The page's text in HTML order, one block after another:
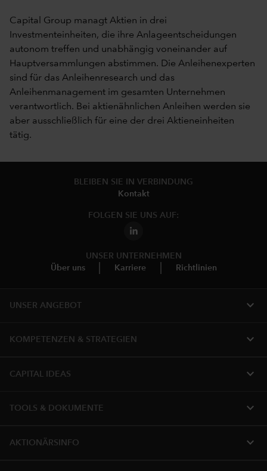
Capital Group managt Aktien in drei
Investmenteinheiten, die ihre Anlageentscheidungen
autonom treffen und unabhängig voneinander auf
Hauptversammlungen abstimmen. Die Anleihenexperten
sind für das Anleihenresearch und das
Anleihenmanagement im gesamten Unternehmen
verantwortlich. Bei aktienähnlichen Anleihen werden sie
aber ausschließlich für eine der drei Aktieneinheiten
tätig.
BLEIBEN SIE IN VERBINDUNG
Kontakt
FOLGEN SIE UNS AUF:
UNSER UNTERNEHMEN
Über uns
Karriere Richtlinien
UNSER ANGEBOT expand_more
KOMPETENZEN & STRATEGIEN expand_more
CAPITAL IDEAS expand_more
TOOLS & DOKUMENTE expand_more
AKTIONÄRSINFO expand_more